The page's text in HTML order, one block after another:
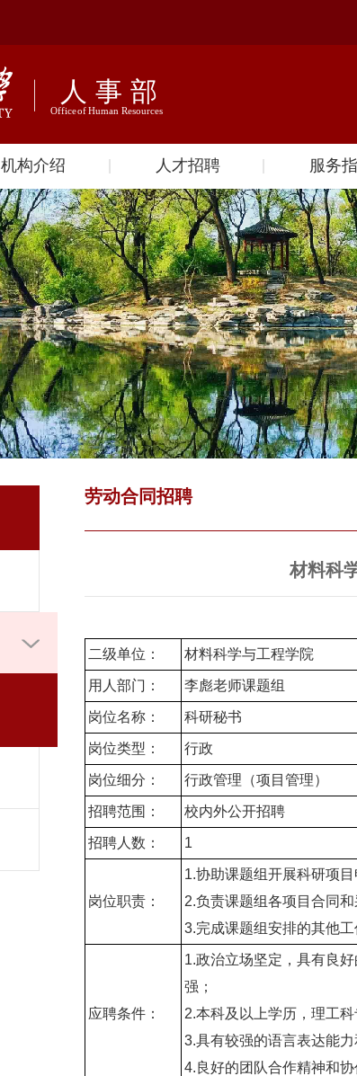
机构介绍 人才招聘 服务
劳动合同招聘
材料科
二级单位： 材料科学与工程学院
用人部门： 李彪老师课题组
岗位名称： 科研秘书
岗位类型： 行政
岗位细分： 行政管理（项目管理）
招聘范围： 校内外公开招聘
招聘人数： 1
岗位职责：
1.协助课题组开展科研项
2.负责课题组各项目合同
3.完成课题组安排的其他工
应聘条件：
1.政治立场坚定，具有良
强；
2.本科及以上学历，理工科
3.具有较强的语言表达能
4.良好的团队合作精神和